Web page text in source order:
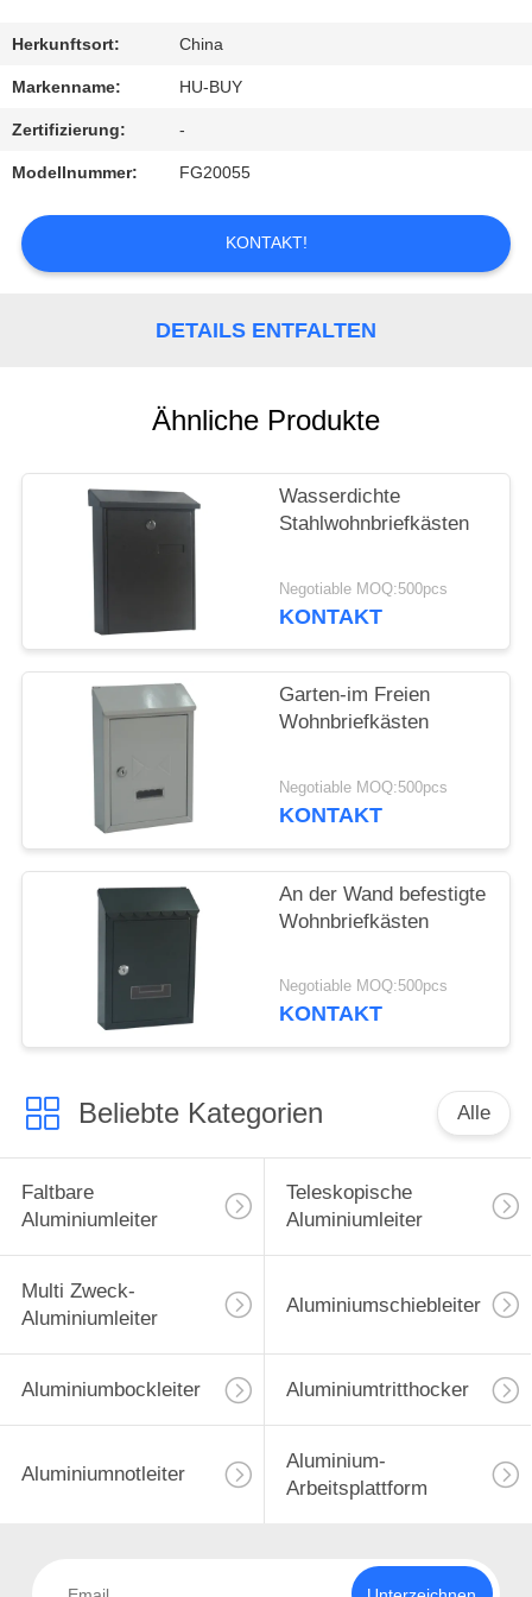
TRETEN
SIE
MIT
UNS
VERBINDUNG
FORDERN
Herkunftsort: China
Markenname: HU-BUY
Zertifizierung: -
Modellnummer: FG20055
KONTAKT!
DETAILS ENTFALTEN
Ähnliche Produkte
Wasserdichte
Stahlwohnbriefkästen
Negotiable MOQ:500pcs
KONTAKT
Garten-im Freien
Wohnbriefkästen
Negotiable MOQ:500pcs
KONTAKT
An der Wand befestigte
Wohnbriefkästen
Negotiable MOQ:500pcs
KONTAKT
Beliebte Kategorien Alle
Faltbare
Aluminiumleiter
Teleskopische
Aluminiumleiter
Multi Zweck-
Aluminiumleiter
Aluminiumschiebleiter
Aluminiumbockleiter Aluminiumtritthocker
Aluminiumnotleiter
Aluminium-
Arbeitsplattform